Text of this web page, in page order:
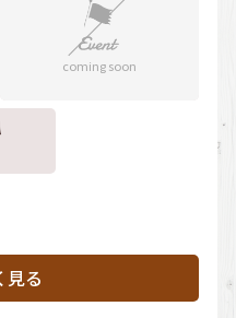
coming soon
見る